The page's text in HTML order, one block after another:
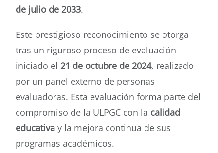
de julio de 2033.
Este prestigioso reconocimiento se otorga
tras un riguroso proceso de evaluación
iniciado el 21 de octubre de 2024, realizado
por un panel externo de personas
evaluadoras. Esta evaluación forma parte del
compromiso de la ULPGC con la calidad
educativay la mejora continua de sus
programas académicos.